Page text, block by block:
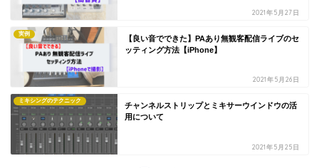
2021年5月27日
実例
【良い音でできた】PAあり無観客配信ライブのセ
ッティング方法【iPhone】
2021年5月26日
ミキシングのテクニック
チャンネルストリップとミキサーウインドウの活
用について
2021年5月25日